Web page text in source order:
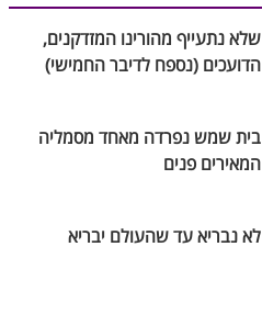
שלא נתעייף מהורינו המזדקנים,
הדועכים (נספח לדיבר החמישי)
בית שמש נפרדה מאחד מסמליה
המאירים פנים
לא נבריא עד שהעולם יבריא